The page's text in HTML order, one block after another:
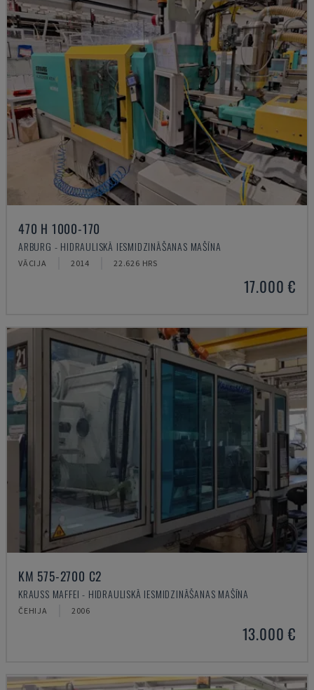
470 H 1000-170
ARBURG - HIDRAULISKĀ IESMIDZINĀŠANAS MAŠĪNA
VĀCIJA 2014 22.626 HRS
17.000 €
KM 575-2700 C2
KRAUSS MAFFEI - HIDRAULISKĀ IESMIDZINĀŠANAS MAŠĪNA
ČEHIJA 2006
13.000 €